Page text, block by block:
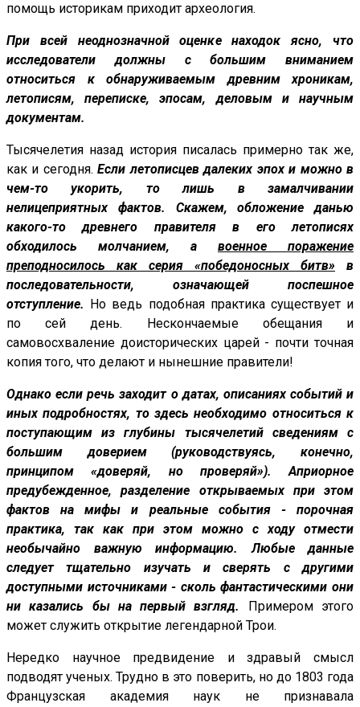
помощь историкам приходит археология.
При всей неоднозначной оценке находок ясно, что
исследователи должны с большим вниманием
относиться к обнаруживаемым древним хроникам,
летописям, переписке, эпосам, деловым и научным
документам.
Тысячелетия назад история писалась примерно так же,
как и сегодня. Если летописцев далеких эпох и можно в
чем-то укорить, то лишь в замалчивании
нелицеприятных фактов. Скажем, обложение данью
какого-то древнего правителя в его летописях
обходилось молчанием, а военное поражение
преподносилось как серия «победоносных битв» в
последовательности, означающей поспешное
отступление.
Но ведь подобная практика существует и
по сей день. Нескончаемые обещания и
самовосхваление доисторических царей - почти точная
копия того, что делают и нынешние правители!
Однако если речь заходит о датах, описаниях событий и
иных подробностях, то здесь необходимо относиться к
поступающим из глубины тысячелетий сведениям с
большим доверием (руководствуясь, конечно,
принципом «доверяй, но проверяй»). Априорное
предубежденное, разделение открываемых при этом
фактов на мифы и реальные события - порочная
практика, так как при этом можно с ходу отмести
необычайно важную информацию. Любые данные
следует тщательно изучать и сверять с другими
доступными источниками - сколь фантастическими они
ни казались бы на первый взгляд.
Примером этого
может служить открытие легендарной Трои.
Нередко научное предвидение и здравый смысл
подводят ученых. Трудно в это поверить, но до 1803 года
Французская академия наук не признавала